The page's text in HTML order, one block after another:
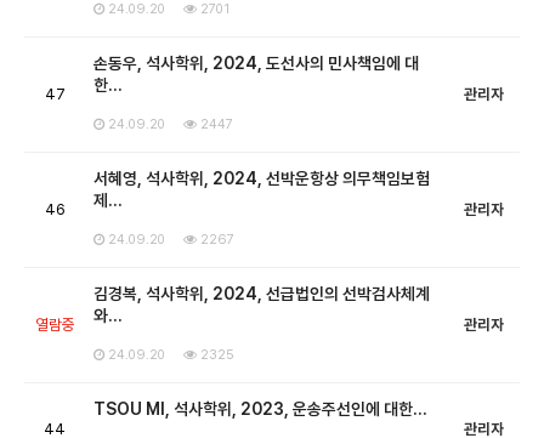
24.09.20 2701
47
손동우, 석사학위, 2024, 도선사의 민사책임에 대
한…
24.09.20 2447
관리자
46
서혜영, 석사학위, 2024, 선박운항상 의무책임보험
제…
24.09.20 2267
관리자
열람중
김경복, 석사학위, 2024, 선급법인의 선박검사체계
와…
24.09.20 2325
관리자
44
TSOU MI, 석사학위, 2023, 운송주선인에 대한…
관리자